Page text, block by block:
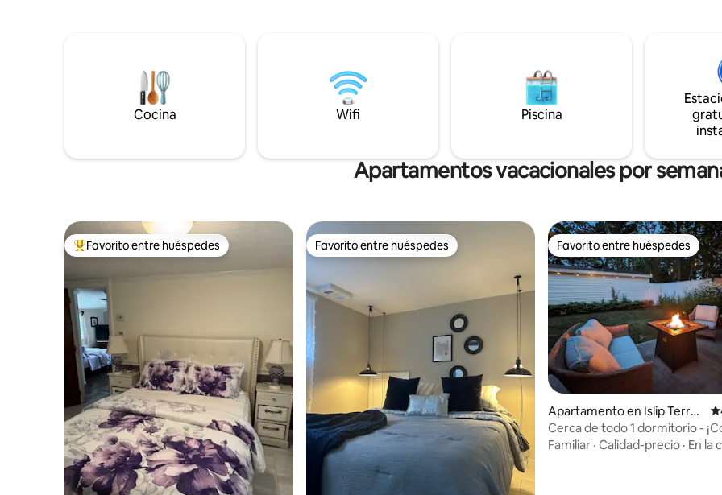
calefacción para disfrutar durante todo
poca distancia en coche para visitar las
calles principales de Westhampton y
panorámicas de los ríos desde el interior
y el exterior. Dos televisores. Se
proporcionan
café/condimentos/utensilios básicos de
aparcamiento gratuito en la
horario de silencio es de 10 p. m.
m. Los pasos fuertes y la televisión,
correr, saltar y las
molestan a mis otros
Cocina Wifi Piscina
Apartamentos vacacionales por
Favorito entre huéspedes preferido
Favorito entre huéspedes Favorito entre huéspedes
Favorito entre huéspedes Favorito entre huéspedes
Favorito entre huéspedes
Apartamento en Islip Terrac
e
Cerca de todo 1 dormitorio -
completa, patio trasero y
Familiar · Calidad-precio · En la